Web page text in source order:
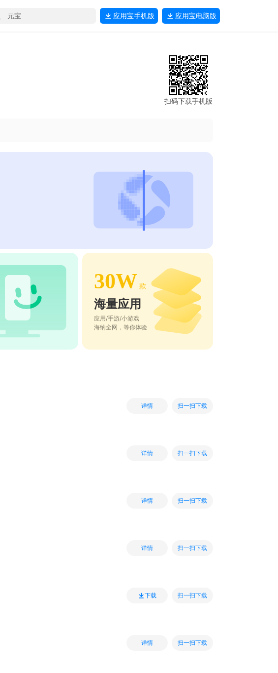
应用宝手机版 应用宝电脑版
扫码下载手机版
30W 款
海量应用
应用/手游/小游戏
海纳全网，等你体验
详情 扫一扫下载
详情 扫一扫下载
详情 扫一扫下载
详情 扫一扫下载
下载 扫一扫下载
详情 扫一扫下载